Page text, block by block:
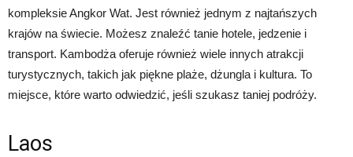
kompleksie Angkor Wat. Jest również jednym z najtańszych
krajów na świecie. Możesz znaleźć tanie hotele, jedzenie i
transport. Kambodża oferuje również wiele innych atrakcji
turystycznych, takich jak piękne plaże, dżungla i kultura. To
miejsce, które warto odwiedzić, jeśli szukasz taniej podróży.
Laos